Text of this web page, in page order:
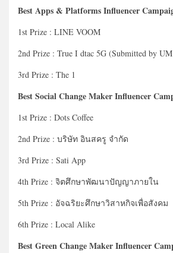
Best Apps & Platforms Influencer
1st Prize : LINE VOOM
2nd Prize : True I dtac 5G (Submitted by
3rd Prize : The 1
Best Social Change Maker Influencer
1st Prize : Dots Coffee
2nd Prize : บริษัท อินสครู จำกัด
3rd Prize : Sati App
4th Prize : จิตศึกษาพัฒนาปัญญาภายใน
5th Prize : อัจฉริยะศึกษาวิสาหกิจเพื่อสังคม
6th Prize : Local Alike
Best Green Change Maker Influencer